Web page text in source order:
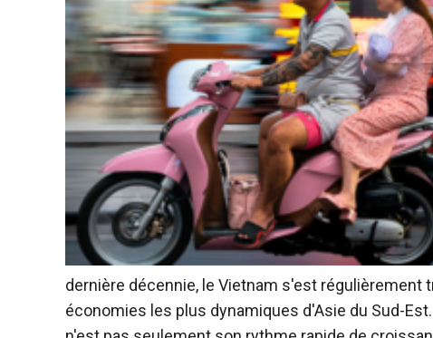
dernière décennie, le Vietnam s'est
économies les plus dynamiques d'Asie du Sud-